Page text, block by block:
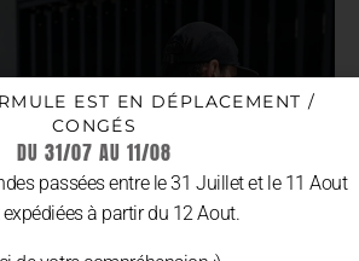
EST EN DÉPLACEMENT /
CONGÉS
DU 31/07 AU 11/08
passées entre le 31 Juillet et le 11 Aout
à partir du 12 Aout.